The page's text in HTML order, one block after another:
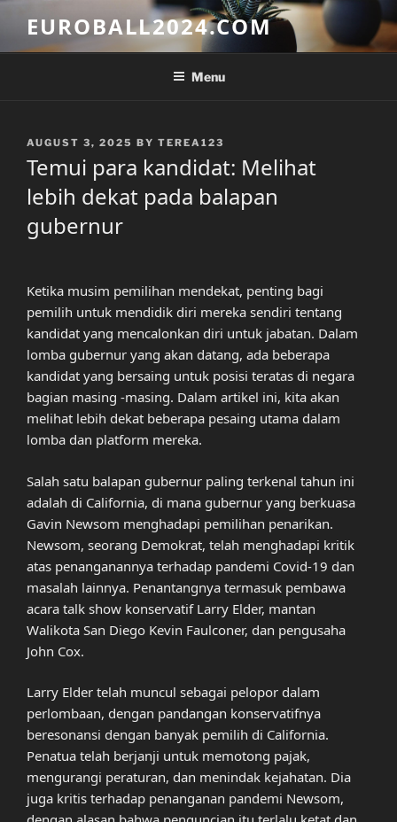
content
EUROBALL2024.COM
Menu
POSTED
AUGUST 3, 2025 BY TEREA123
Temui para kandidat: Melihat
lebih dekat pada balapan
gubernur
Ketika musim pemilihan mendekat, penting bagi
pemilih untuk mendidik diri mereka sendiri tentang
kandidat yang mencalonkan diri untuk jabatan. Dalam
lomba gubernur yang akan datang, ada beberapa
kandidat yang bersaing untuk posisi teratas di negara
bagian masing -masing. Dalam artikel ini, kita akan
melihat lebih dekat beberapa pesaing utama dalam
lomba dan platform mereka.
Salah satu balapan gubernur paling terkenal tahun ini
adalah di California, di mana gubernur yang berkuasa
Gavin Newsom menghadapi pemilihan penarikan.
Newsom, seorang Demokrat, telah menghadapi kritik
atas penanganannya terhadap pandemi Covid-19 dan
masalah lainnya. Penantangnya termasuk pembawa
acara talk show konservatif Larry Elder, mantan
Walikota San Diego Kevin Faulconer, dan pengusaha
John Cox.
Larry Elder telah muncul sebagai pelopor dalam
perlombaan, dengan pandangan konservatifnya
beresonansi dengan banyak pemilih di California.
Penatua telah berjanji untuk memotong pajak,
mengurangi peraturan, dan menindak kejahatan. Dia
juga kritis terhadap penanganan pandemi Newsom,